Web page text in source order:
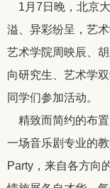
1 月 7 日晚，北京
溢、异彩纷呈，艺
艺术学院周映辰、
向研究生、艺术学
同学们参加活动。
精致而简约的布
一场音乐剧专业的
Party ，来自各方向